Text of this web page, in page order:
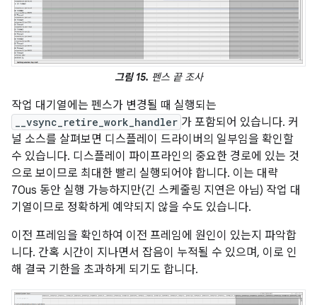
그림 15. 펜스 끝 조사
작업 대기열에는 펜스가 변경될 때 실행되는
__vsync_retire_work_handler 가 포함되어 있습니다. 커
널 소스를 살펴보면 디스플레이 드라이버의 일부임을 확인할
수 있습니다. 디스플레이 파이프라인의 중요한 경로에 있는 것
으로 보이므로 최대한 빨리 실행되어야 합니다. 이는 대략
70us 동안 실행 가능하지만(긴 스케줄링 지연은 아님) 작업 대
기열이므로 정확하게 예약되지 않을 수도 있습니다.
이전 프레임을 확인하여 이전 프레임에 원인이 있는지 파악합
니다. 간혹 시간이 지나면서 잡음이 누적될 수 있으며, 이로 인
해 결국 기한을 초과하게 되기도 합니다.